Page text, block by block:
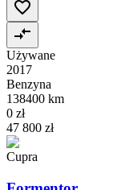
Używane
2017
Benzyna
138400 km
0 zł
47 800 zł
Cupra